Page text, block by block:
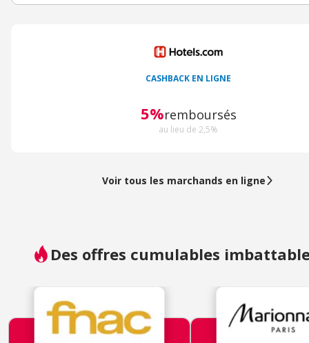
CASHBACK EN LIGNE
5%remboursés
au lieu de 2,5%
Voir tous les marchands en ligne
Des offres cumulables